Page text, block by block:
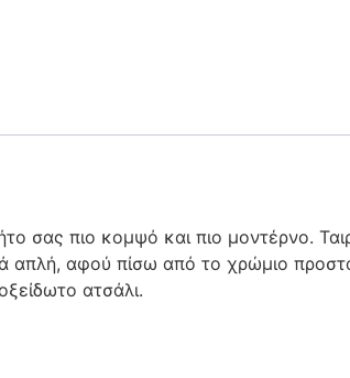
σας πιο κομψό και πιο μοντέρνο.
απλή, αφού πίσω από το χρώμιο
ατσάλι.